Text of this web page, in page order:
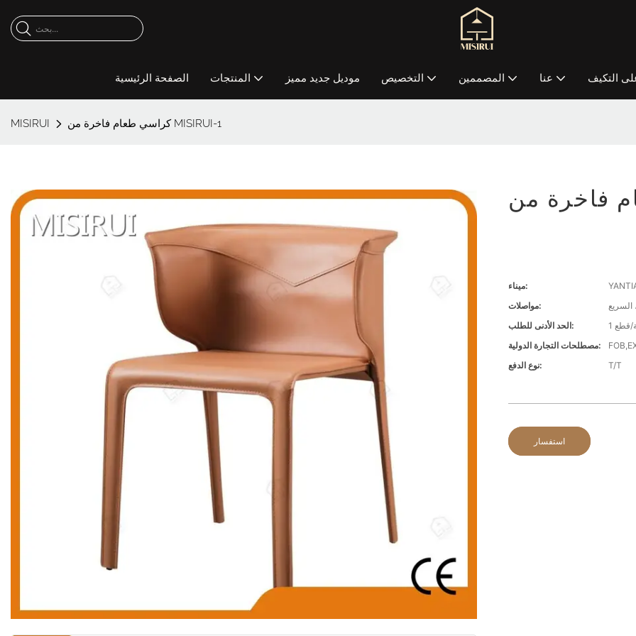
الصفحة الرئيسية المنتجات موديل جديد مميز التخصيص المصممين عنا التكيف
MISIRUI كراسي طعام فاخرة من MISIRUI-1
ميناء:
مواصلات:
السريع
الحد الأدنى للطلب:
قطع
مصطلحات التجارة الدولية:
نوع الدفع:
T/T
استفسار